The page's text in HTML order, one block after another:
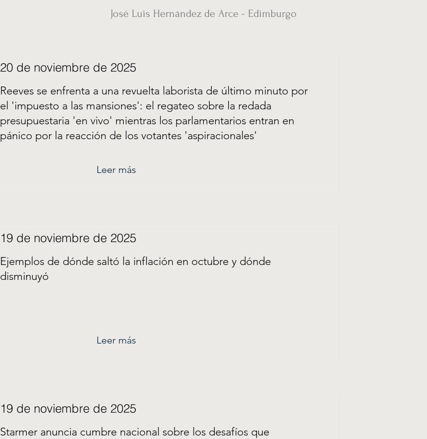
José Luis Hernández de Arce - Edimburgo
20 de noviembre de 2025
Reeves se enfrenta a una revuelta laborista de último minuto por
el 'impuesto a las mansiones': el regateo sobre la redada
presupuestaria 'en vivo' mientras los parlamentarios entran en
pánico por la reacción de los votantes 'aspiracionales'
Leer más
19 de noviembre de 2025
Ejemplos de dónde saltó la inflación en octubre y dónde
disminuyó
Leer más
19 de noviembre de 2025
Starmer anuncia cumbre nacional sobre los desafíos que